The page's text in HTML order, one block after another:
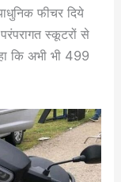
फीचर दिये
स्कूटरों से
कि अभी भी 499